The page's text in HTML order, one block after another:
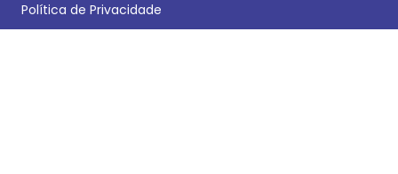
Política de Privacidade